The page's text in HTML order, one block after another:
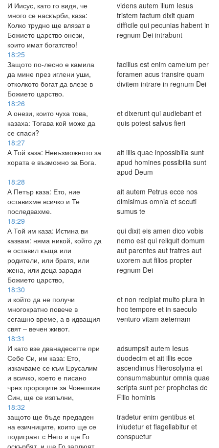
И Иисус, като го видя, че
много се наскърби, каза:
Колко трудно ще влязат в
Божието царство онези,
които имат богатство!
videns autem illum Iesus
tristem factum dixit quam
difficile qui pecunias habent in
regnum Dei intrabunt
18:25
Защото по-лесно е камила
да мине през иглени уши,
отколкото богат да влезе в
Божието царство.
facilius est enim camelum per
foramen acus transire quam
divitem intrare in regnum Dei
18:26
А онези, които чуха това,
казаха: Тогава кой може да
се спаси?
et dixerunt qui audiebant et
quis potest salvus fieri
18:27
А Той каза: Невъзможното за
хората е възможно за Бога.
ait illis quae inpossibilia sunt
apud homines possibilia sunt
apud Deum
18:28
А Петър каза: Ето, ние
оставихме всичко и Те
последвахме.
ait autem Petrus ecce nos
dimisimus omnia et secuti
sumus te
18:29
А Той им каза: Истина ви
казвам: няма никой, който да
е оставил къща или
родители, или братя, или
жена, или деца заради
Божието царство,
qui dixit eis amen dico vobis
nemo est qui reliquit domum
aut parentes aut fratres aut
uxorem aut filios propter
regnum Dei
18:30
и който да не получи
многократно повече в
сегашно време, а в идващия
свят – вечен живот.
et non recipiat multo plura in
hoc tempore et in saeculo
venturo vitam aeternam
18:31
И като взе дванадесетте при
Себе Си, им каза: Ето,
изкачваме се към Ерусалим
и всичко, което е писано
чрез пророците за Човешкия
Син, ще се изпълни,
adsumpsit autem Iesus
duodecim et ait illis ecce
ascendimus Hierosolyma et
consummabuntur omnia quae
scripta sunt per prophetas de
Filio hominis
18:32
защото ще бъде предаден
на езичниците, които ще се
подиграят с Него и ще Го
оскърбят, и ще Го заплюят,
tradetur enim gentibus et
inludetur et flagellabitur et
conspuetur